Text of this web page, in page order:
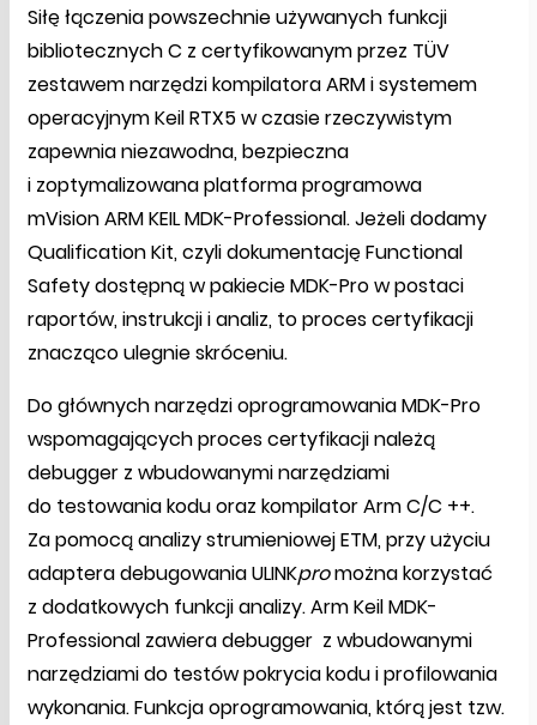
Siłę łączenia powszechnie używanych funkcji
bibliotecznych C z certyfikowanym przez TÜV
zestawem narzędzi kompilatora ARM i systemem
operacyjnym Keil RTX5 w czasie rzeczywistym
zapewnia niezawodna, bezpieczna
i zoptymalizowana platforma programowa
mVision ARM KEIL MDK-Professional. Jeżeli dodamy
Qualification Kit, czyli dokumentację Functional
Safety dostępną w pakiecie MDK-Pro w postaci
raportów, instrukcji i analiz, to proces certyfikacji
znacząco ulegnie skróceniu.
Do głównych narzędzi oprogramowania MDK-Pro
wspomagających proces certyfikacji należą
debugger z wbudowanymi narzędziami
do testowania kodu oraz kompilator Arm C/C ++.
Za pomocą analizy strumieniowej ETM, przy użyciu
adaptera debugowania ULINKpromożna korzystać
z dodatkowych funkcji analizy. Arm Keil MDK-
Professional zawiera debugger z wbudowanymi
narzędziami do testów pokrycia kodu i profilowania
wykonania. Funkcja oprogramowania, którą jest tzw.